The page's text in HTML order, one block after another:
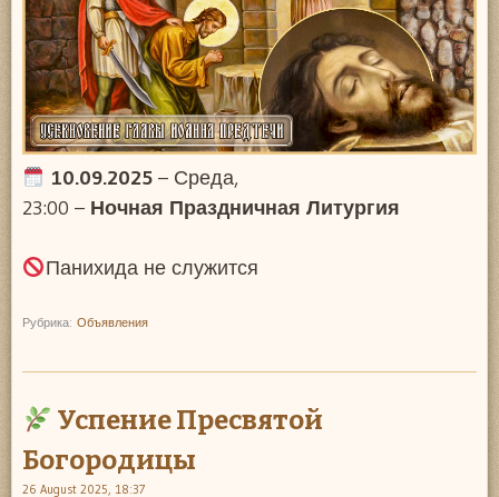
10.09.2025– Среда,
23:00 – Ночная Праздничная Литургия
Панихида не служится
Рубрика: Объявления
Успение Пресвятой
Богородицы
26 August 2025, 18:37